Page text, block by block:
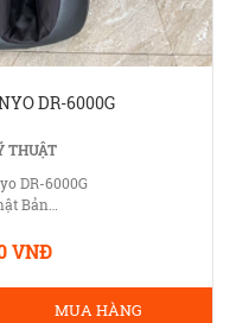
DR-6000G
THUẬT
DR-6000G
Bản
sưởi: 33W
(1 đổi 1)
VNĐ
MUA HÀNG